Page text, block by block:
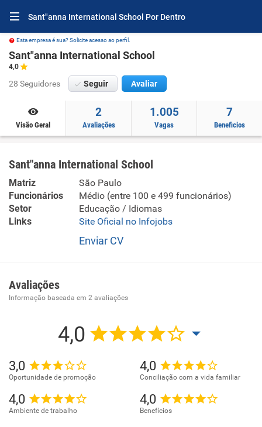
Sant"anna International School Por Dentro
Esta empresa é sua? Solicite acesso ao perfil.
Sant"anna International School
4,0
28 Seguidores Seguir Avaliar
Visão Geral
2
Avaliações
1.005
Vagas
7
Beneficios
Sant"anna International School
Matriz
São Paulo
Funcionários
Médio (entre 100 e 499 funcionários)
Setor
Educação / Idiomas
Links
Site Oficial no Infojobs
Enviar CV
Ensino fundamental. .
Avaliações
Informação baseada em 2 avaliações
4,0
3,0
Oportunidade de promoção
4,0
Conciliação com a vida familiar
4,0
Ambiente de trabalho
4,0
Benefícios